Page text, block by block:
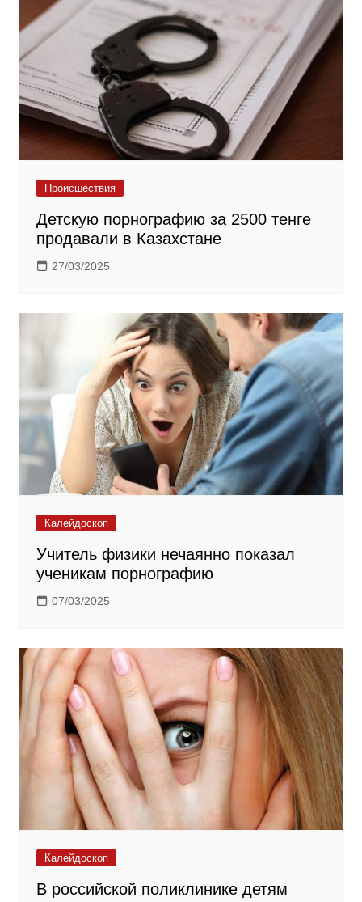
Происшествия
Детскую порнографию за 2500 тенге
продавали в Казахстане
27/03/2025
Калейдоскоп
Учитель физики нечаянно показал
ученикам порнографию
07/03/2025
Калейдоскоп
В российской поликлинике детям